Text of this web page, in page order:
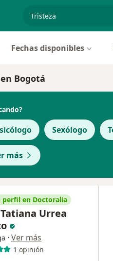
especialidad,
Fechas disponibles
Bogotá
Sexólogo
más
perfil en Doctoralia
Urrea
· Ver más
1 opinión